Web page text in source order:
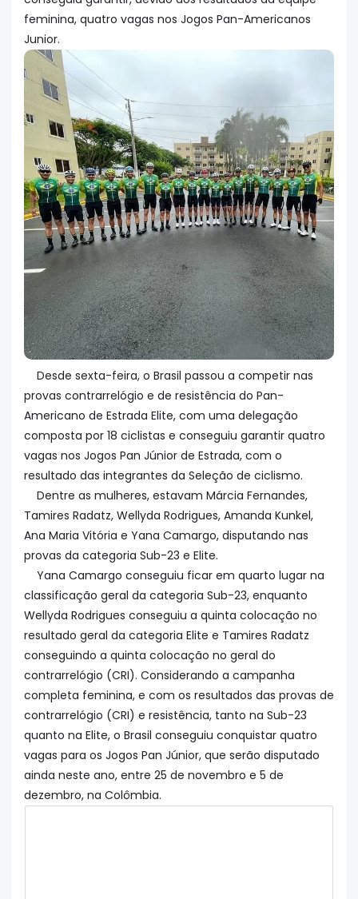
feminina, quatro vagas nos Jogos Pan-Americanos
Junior.
Desde sexta-feira, o Brasil passou a competir nas
provas contrarrelógio e de resistência do Pan-
Americano de Estrada Elite, com uma delegação
composta por 18 ciclistas e conseguiu garantir quatro
vagas nos Jogos Pan Júnior de Estrada, com o
resultado das integrantes da Seleção de ciclismo.
Dentre as mulheres, estavam Márcia Fernandes,
Tamires Radatz, Wellyda Rodrigues, Amanda Kunkel,
Ana Maria Vitória e Yana Camargo, disputando nas
provas da categoria Sub-23 e Elite.
Yana Camargo conseguiu ficar em quarto lugar na
classificação geral da categoria Sub-23, enquanto
Wellyda Rodrigues conseguiu a quinta colocação no
resultado geral da categoria Elite e Tamires Radatz
conseguindo a quinta colocação no geral do
contrarrelógio (CRI). Considerando a campanha
completa feminina, e com os resultados das provas de
contrarrelógio (CRI) e resistência, tanto na Sub-23
quanto na Elite, o Brasil conseguiu conquistar quatro
vagas para os Jogos Pan Júnior, que serão disputado
ainda neste ano, entre 25 de novembro e 5 de
dezembro, na Colômbia.